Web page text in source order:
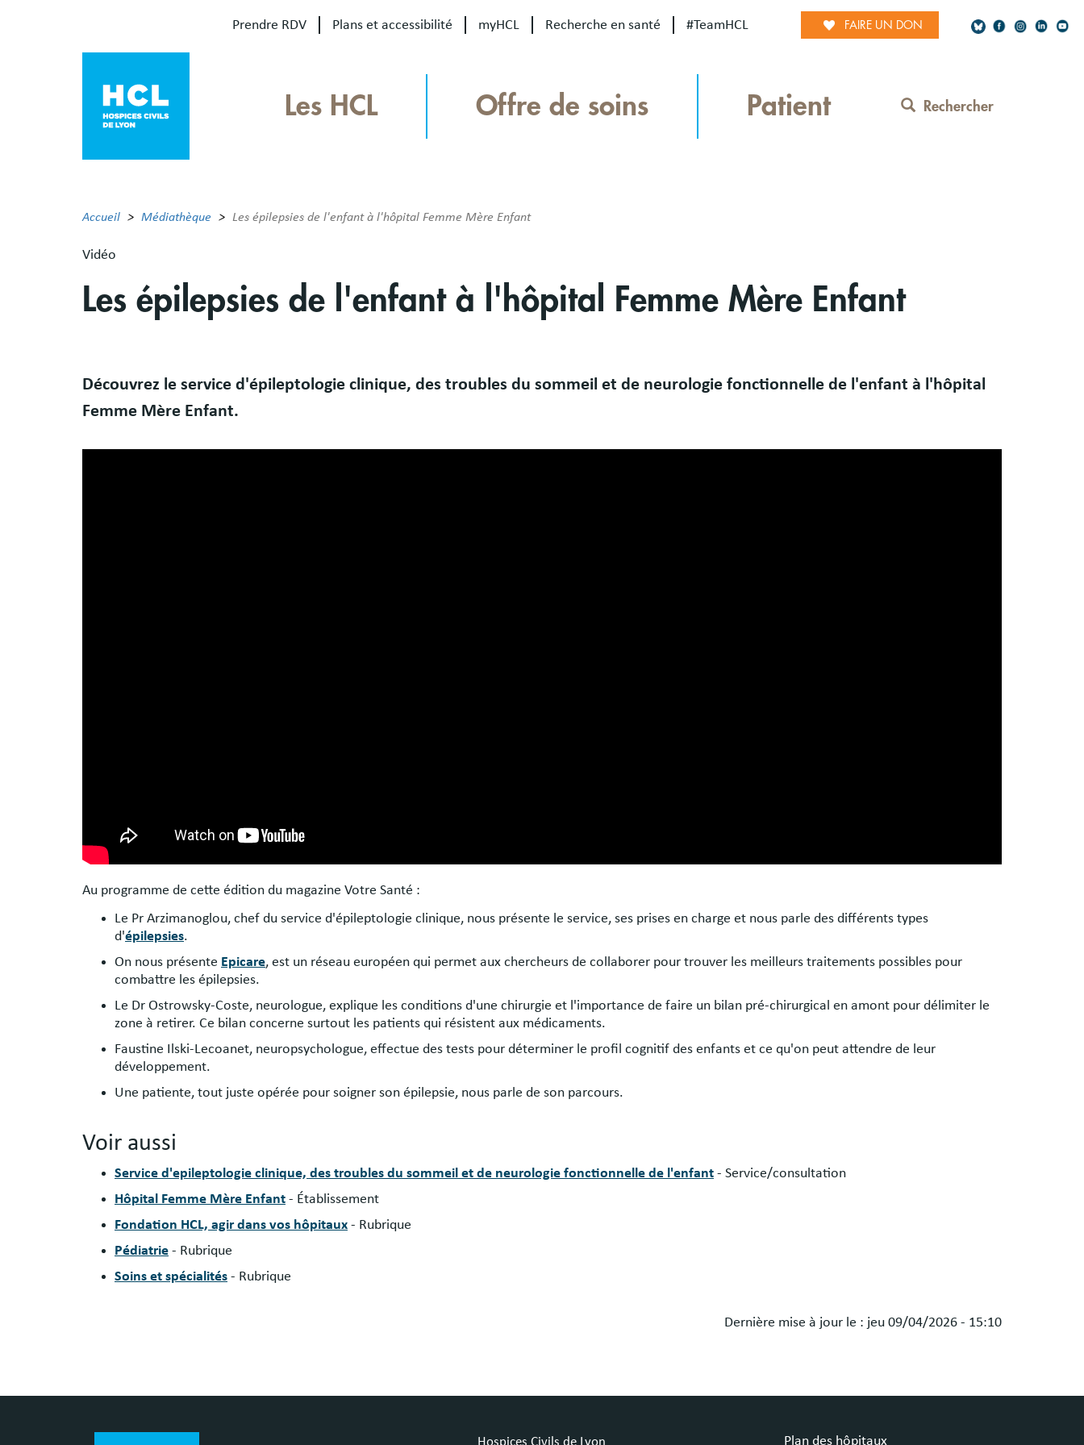
Prendre RDV Plans et accessibilité myHCL Recherche en santé #TeamHCL FAIRE UN DON
Network
Les HCL Offre de soins Patient Rechercher
Accueil Médiathèque Les épilepsies de l'enfant à l'hôpital Femme Mère Enfant
Vidéo
Les épilepsies de l'enfant à l'hôpital Femme Mère Enfant
Body
Découvrez le service d'épileptologie clinique, des troubles du sommeil et de neurologie fonctionnelle de l'enfant à l'hôpital
Femme Mère Enfant.
Au programme de cette édition du magazine Votre Santé :
Le Pr Arzimanoglou, chef du service d'épileptologie clinique, nous présente le service, ses prises en charge et nous parle des différents types
d'épilepsies.
On nous présente Epicare, est un réseau européen qui permet aux chercheurs de collaborer pour trouver les meilleurs traitements possibles pour
combattre les épilepsies.
Le Dr Ostrowsky-Coste, neurologue, explique les conditions d'une chirurgie et l'importance de faire un bilan pré-chirurgical en amont pour délimiter le
zone à retirer. Ce bilan concerne surtout les patients qui résistent aux médicaments.
Faustine Ilski-Lecoanet, neuropsychologue, effectue des tests pour déterminer le profil cognitif des enfants et ce qu'on peut attendre de leur
développement.
Une patiente, tout juste opérée pour soigner son épilepsie, nous parle de son parcours.
Voir aussi
Service d'epileptologie clinique, des troubles du sommeil et de neurologie fonctionnelle de l'enfant - Service/consultation
Hôpital Femme Mère Enfant - Établissement
Fondation HCL, agir dans vos hôpitaux - Rubrique
Pédiatrie - Rubrique
Soins et spécialités - Rubrique
Dernière mise à jour le : jeu 09/04/2026 - 15:10
Plan des hôpitaux